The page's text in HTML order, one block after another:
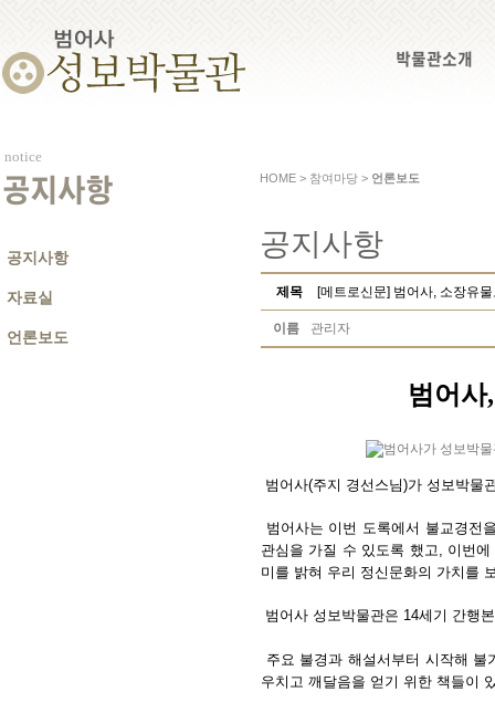
박물관소개
notice
공지사항
공지사항
자료실
언론보도
HOME > 참여마당 > 언론보도
공지사항
제목 [메트로신문] 범어사, 소장유
이름 관리자
범어
범어사(주지 경선스님)가 성보박물
범어사는 이번 도록에서 불교경전
관심을 가질 수 있도록 했고, 이번
미를 밝혀 우리 정신문화의 가치를
범어사 성보박물관은 14세기 간행
주요 불경과 해설서부터 시작해
우치고 깨달음을 얻기 위한 책들이